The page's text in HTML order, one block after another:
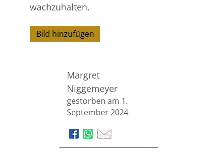
wachzuhalten.
Bild hinzufügen
Margret
Niggemeyer
gestorben am 1.
September 2024